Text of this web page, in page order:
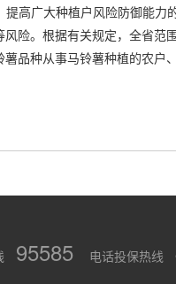
广大种植户风险防御能力
险。根据有关规定，全省
品种从事马铃薯种植的农户
95585 电话投保热线